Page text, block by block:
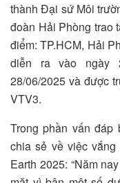
thành Đại sứ Môi
đoàn Hải Phòng trao
điểm: TP.HCM, Hải
diễn ra vào ngày
28/06/2025 và được
VTV3.
Trong phần vấn đáp
chia sẻ về việc
Earth 2025: “Năm